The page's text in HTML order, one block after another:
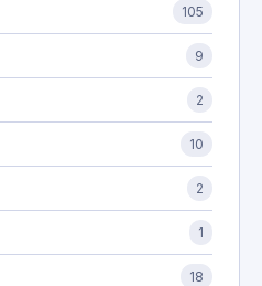
105
9
2
10
2
1
18